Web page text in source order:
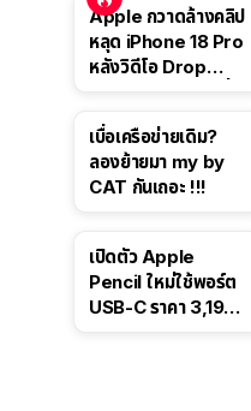
Apple กวาดล้างคลิป
หลุด iPhone 18 Pro
หลังวิดีโอ Drop
เบื่อเครือข่ายเดิม?
ลองย้ายมา my by
CAT กันเถอะ !!!
เปิดตัว Apple
Pencil ใหม่ใช้พอร์ต
USB-C ราคา 3,190